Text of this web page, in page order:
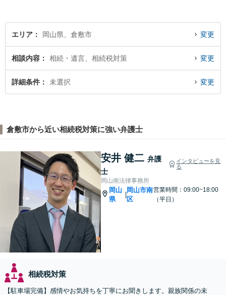
エリア 岡山県、倉敷市 変更
相談内容 相続・遺言、相続税対策 変更
詳細条件 未選択 変更
倉敷市から近い相続税対策に強い弁護士
安井 健二 弁護
士
インタビューを見
る
岡山南法律事務所
岡山
県
岡山市南
区
営業時間：09:00~18:00
（平日）
相続税対策
【駐車場完備】感情やお気持ちを丁寧にお聞きします。親族関係の未